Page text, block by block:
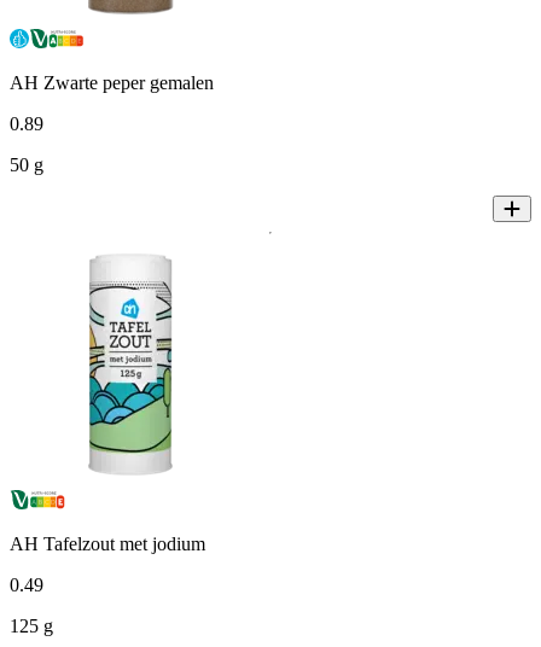
AH Zwarte peper gemalen
0.89
50 g
AH Tafelzout met jodium
0.49
125 g